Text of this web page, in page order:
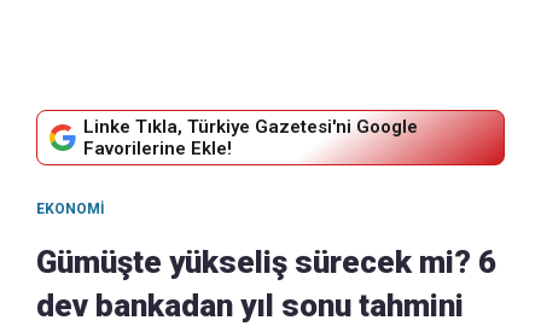
Linke Tıkla, Türkiye Gazetesi'ni Google
Favorilerine Ekle!
EKONOMI
Gümüşte yükseliş sürecek mi? 6
dev bankadan yıl sonu tahmini